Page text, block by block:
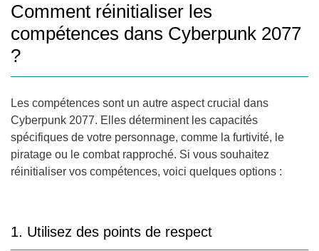
Comment réinitialiser les
compétences dans Cyberpunk 2077
?
Les compétences sont un autre aspect crucial dans
Cyberpunk 2077. Elles déterminent les capacités
spécifiques de votre personnage, comme la furtivité, le
piratage ou le combat rapproché. Si vous souhaitez
réinitialiser vos compétences, voici quelques options :
1. Utilisez des points de respect